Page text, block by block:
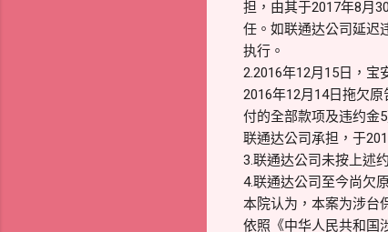
担，由其于2017年8月
任。如联通达公司延迟
执行。
2.2016年12月15日，宝
2016年12月14日拖欠
付的全部款项及违约金
联通达公司承担，于
3.联通达公司未按上述
4.联通达公司至今尚欠
本院认为，本案为涉台
依照《中华人民共和国